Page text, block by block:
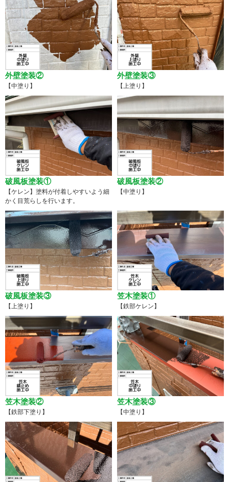
外壁塗装②
【中塗り】
外壁塗装③
【上塗り】
破風板塗装①
【ケレン】塗料が付着しやすいよう細
かく目荒らしを行います。
破風板塗装②
【中塗り】
破風板塗装③
【上塗り】
笠木塗装①
【鉄部ケレン】
笠木塗装②
【鉄部下塗り】
笠木塗装③
【中塗り】